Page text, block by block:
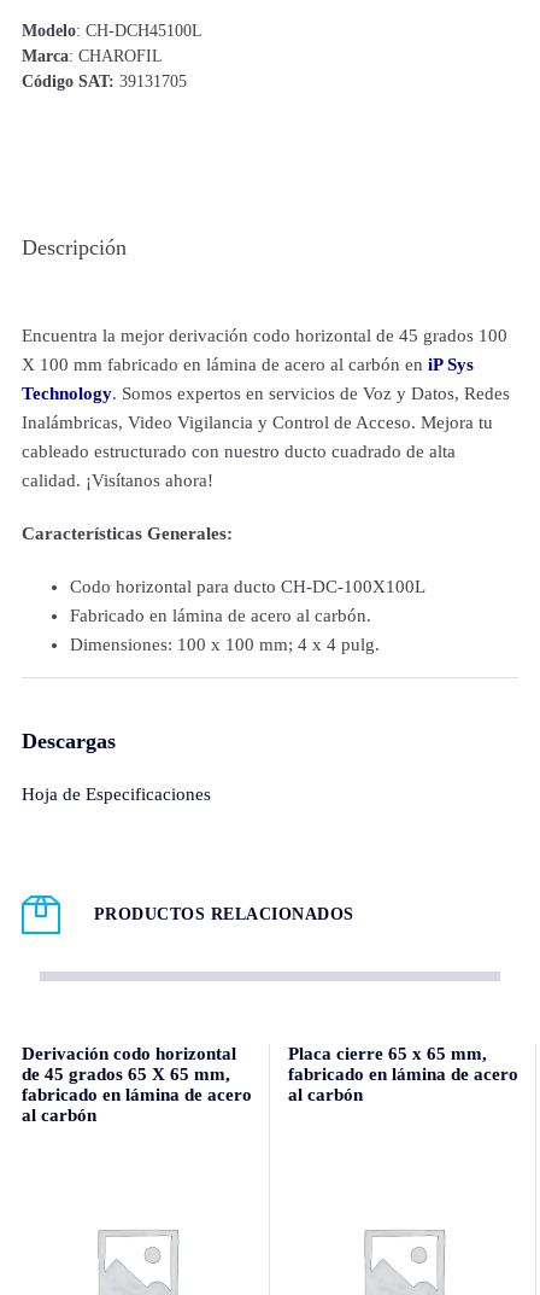
Modelo: CH-DCH45100L
Marca: CHAROFIL
Código SAT: 39131705
Descripción
Encuentra la mejor derivación codo horizontal de 45 grados 100
X 100 mm fabricado en lámina de acero al carbón en iP Sys
Technology. Somos expertos en servicios de Voz y Datos, Redes
Inalámbricas, Video Vigilancia y Control de Acceso. Mejora tu
cableado estructurado con nuestro ducto cuadrado de alta
calidad. ¡Visítanos ahora!
Características Generales:
Codo horizontal para ducto CH-DC-100X100L
Fabricado en lámina de acero al carbón.
Dimensiones: 100 x 100 mm; 4 x 4 pulg.
Descargas
Hoja de Especificaciones
PRODUCTOS RELACIONADOS
Derivación codo horizontal
de 45 grados 65 X 65 mm,
fabricado en lámina de acero
al carbón
Placa cierre 65 x 65 mm,
fabricado en lámina de acero
al carbón